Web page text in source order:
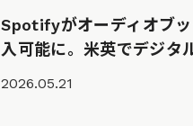
Spotifyがオーディオブ
入可能に。米英でデジタ
2026.05.21